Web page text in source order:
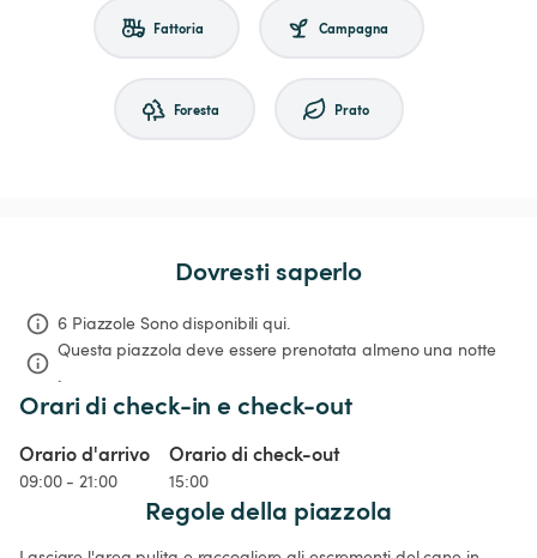
Fattoria Campagna
Foresta Prato
Dovresti saperlo
6 Piazzole Sono disponibili qui.
Questa piazzola deve essere prenotata almeno una notte
.
Orari di check-in e check-out
Orario d'arrivo
09:00 - 21:00
Orario di check-out
15:00
Regole della piazzola